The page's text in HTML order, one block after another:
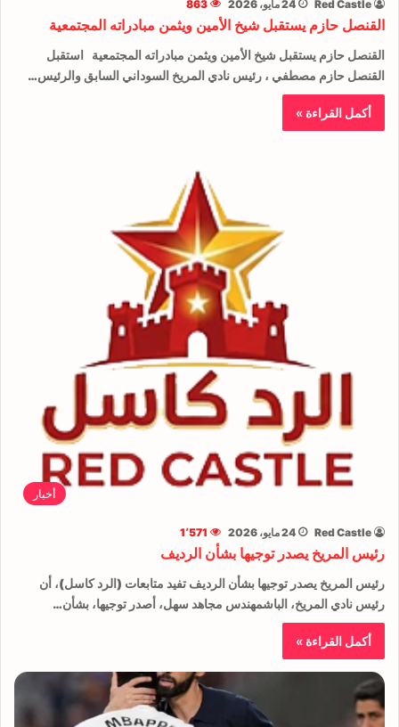
Red Castle 24 مايو، 2026 863
القنصل حازم يستقبل شيخ الأمين ويثمن مبادراته المجتمعية
القنصل حازم يستقبل شيخ الأمين ويثمن مبادراته المجتمعية استقبل
القنصل حازم مصطفي ، رئيس نادي المريخ السوداني السابق والرئيس…
أكمل القراءة »
أخبار
Red Castle 24 مايو، 2026 1٬571
رئيس المريخ يصدر توجيها بشأن الرديف
رئيس المريخ يصدر توجيها بشأن الرديف تفيد متابعات (الرد كاسل)، أن
رئيس نادي المريخ، الباشمهندس مجاهد سهل، أصدر توجيها، بشأن…
أكمل القراءة »